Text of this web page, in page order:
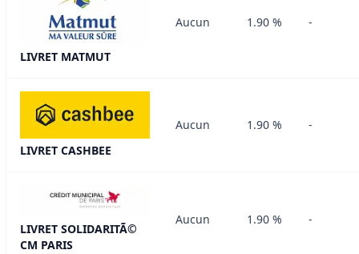
LIVRET MATMUT
Aucun 1.90 % -
LIVRET CASHBEE
Aucun 1.90 % -
LIVRET SOLIDARITÃ©
CM PARIS
Aucun 1.90 % -